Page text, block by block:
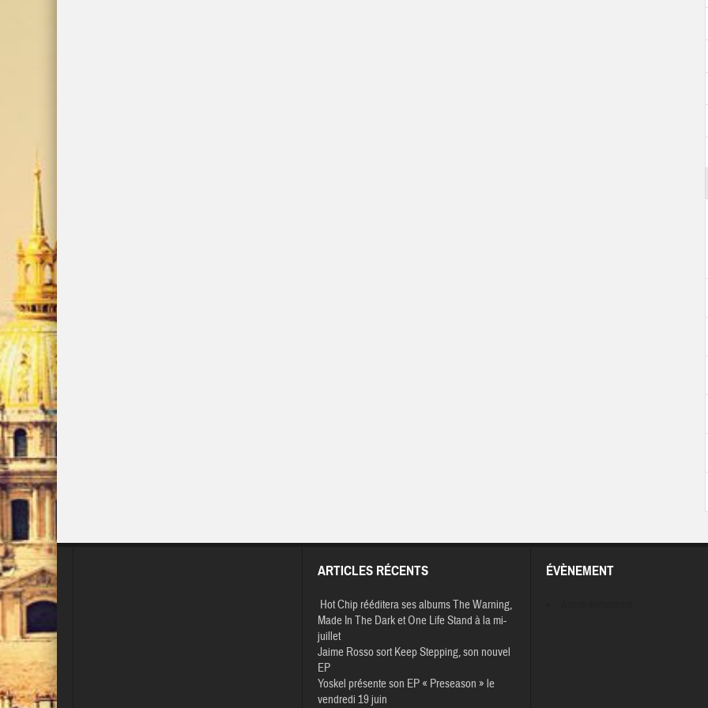
ARTICLES RÉCENTS
Hot Chip rééditera ses albums The Warning,
Made In The Dark et One Life Stand à la mi-
juillet
Jaime Rosso sort Keep Stepping, son nouvel
EP
Yoskel présente son EP « Preseason » le
vendredi 19 juin
ÉVÈNEMENT